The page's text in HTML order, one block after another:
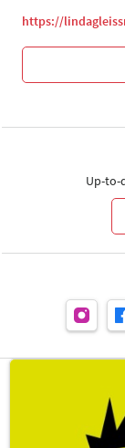
https://
Up-to-